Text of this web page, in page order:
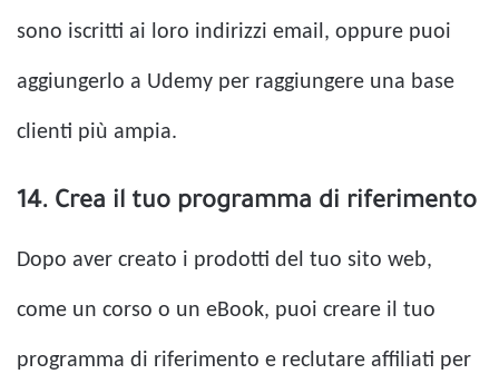
sono iscritti ai loro indirizzi email, oppure puoi
aggiungerlo a Udemy per raggiungere una base
clienti più ampia.
14. Crea il tuo programma di riferimento
Dopo aver creato i prodotti del tuo sito web,
come un corso o un eBook, puoi creare il tuo
programma di riferimento e reclutare affiliati per